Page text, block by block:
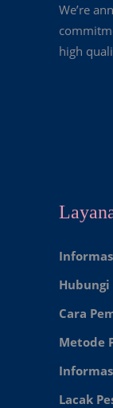
We’re
high
Hubungi
Cara
Metode
Lacak